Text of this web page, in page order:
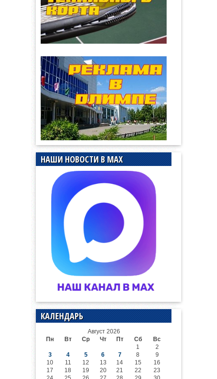
НАШИ НОВОСТИ В MAX
КАЛЕНДАРЬ
Август 2026
Пн
Вт Ср Чт Пт Сб
Вс
1
2
3
4 5 6 7 8
9
10
11 12 13 14 15
16
17
18 19 20 21 22
23